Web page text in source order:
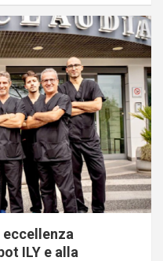
ILY e alla